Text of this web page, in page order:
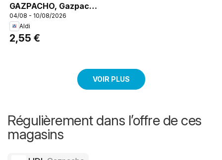
GAZPACHO, Gazpacho.
Recette traditionnelle.
04/08 - 10/08/2026
Aldi
2,55 €
VOIR PLUS
Régulièrement dans l’offre de ces
magasins